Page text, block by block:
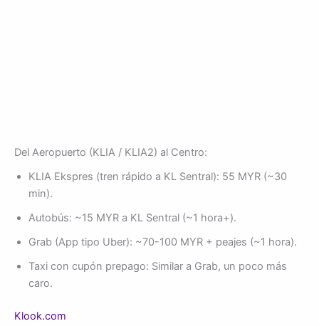
Del Aeropuerto (KLIA / KLIA2) al Centro:
KLIA Ekspres (tren rápido a KL Sentral): 55 MYR (~30
min).
Autobús: ~15 MYR a KL Sentral (~1 hora+).
Grab (App tipo Uber): ~70-100 MYR + peajes (~1 hora).
Taxi con cupón prepago: Similar a Grab, un poco más
caro.
Klook.com